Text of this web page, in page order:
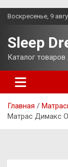
Перейти
Воскресенье, 9
Sleep
Каталог
Главная
Матрас Димакс